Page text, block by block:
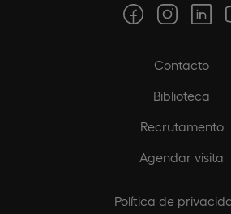
Contacto
Biblioteca
Recrutamento
Agendar visita
Política de